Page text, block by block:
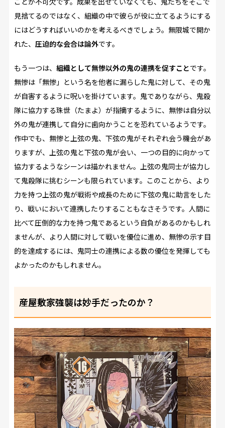
見捨てるのではなく、組織の中で彼らが役に立てるようにする
にはどうすればいいのかを考えるべきでしょう。無限城で開か
れた、 圧迫的な会合は論外です。
もう一つは、 組織として無惨以外の鬼の連携を促すことです。
無惨は「無惨」という名を他者に漏らした鬼に対して、その鬼
が自害するように呪いを掛けています。鬼でありながら、鬼殺
隊に協力する珠世（たまよ）が指摘するように、無惨は自分以
外の鬼が連携して自分に歯向かうことを恐れているようです。
作中でも、無惨と上弦の鬼、下弦の鬼がそれぞれ会う機会があ
りますが、上弦の鬼と下弦の鬼が会い、一つの目的に向かって
協力するようなシーンは描かれません。上弦の鬼同士が協力し
て鬼殺隊に挑むシーンも限られています。このことから、より
力を持つ上弦の鬼が戦術や成長のために下弦の鬼に助言をした
り、戦いにおいて連携したりすることもなさそうです。人間に
比べて圧倒的な力を持つ鬼であるという自負があるのかもしれ
ませんが、より人間に対して戦いを優位に進め、無惨の示す目
的を達成するには、鬼同士の連携による数の優位を発揮しても
よかったのかもしれません。
産屋敷家強襲は妙手だったのか？